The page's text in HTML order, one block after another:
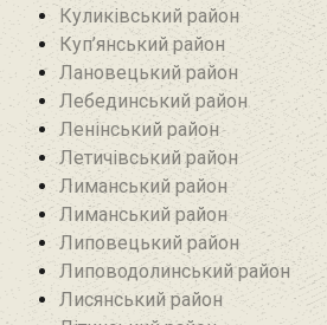
Куликівський район
Куп’янський район
Лановецький район
Лебединський район
Ленінський район
Летичівський район
Лиманський район
Лиманський район
Липовецький район
Липоводолинський район
Лисянський район